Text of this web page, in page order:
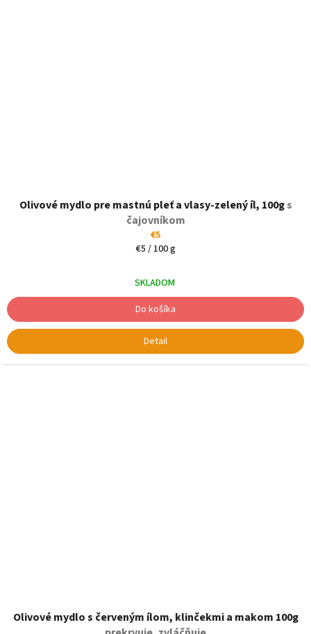
Olivové mydlo pre mastnú pleť a vlasy-zelený íl, 100gs
čajovníkom
€5
Jednotková
€5 / 100 g
SKLADOM
Do košíka
Detail
Olivové mydlo s červeným ílom, klinčekmi a makom 100g